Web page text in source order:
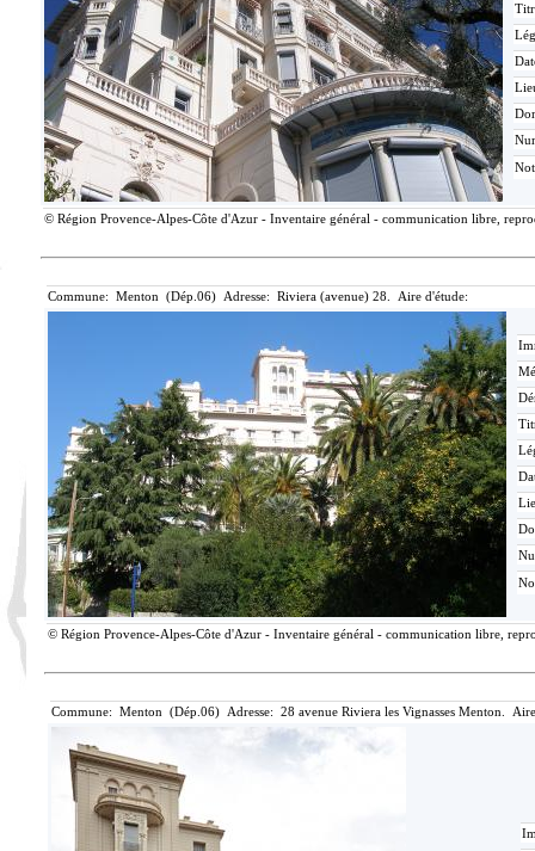
© Région Provence-Alpes-Côte d'Azur - Inventaire général - communication libre,
Commune: Menton (Dép.06) Adresse: Riviera (avenue) 28. Aire d'étude:
© Région Provence-Alpes-Côte d'Azur - Inventaire général - communication libre,
Commune: Menton (Dép.06) Adresse: 28 avenue Riviera les Vignasses Menton.